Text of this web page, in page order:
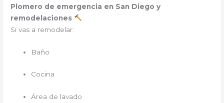
Plomero de emergencia en San Diego y
remodelaciones
Si vas a remodelar:
Baño
Cocina
Área de lavado